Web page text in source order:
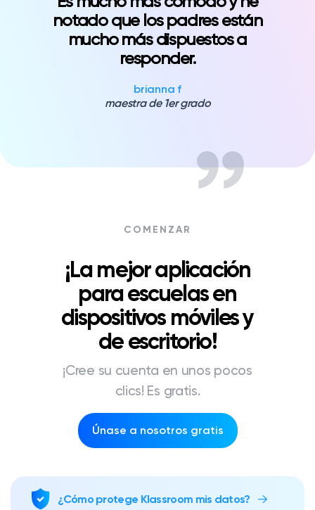
notado que los padres están
mucho más dispuestos a
responder.
brianna f
maestra de 1er grado
COMENZAR
¡La mejor aplicación
para escuelas en
dispositivos móviles y
de escritorio!
¡Cree su cuenta en unos pocos
clics! Es gratis.
Únase a nosotros gratis
¿Cómo protege Klassroom mis datos?